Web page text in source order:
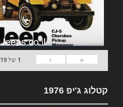
«
‹
1 של19
קטלוג ג'יפ 1976